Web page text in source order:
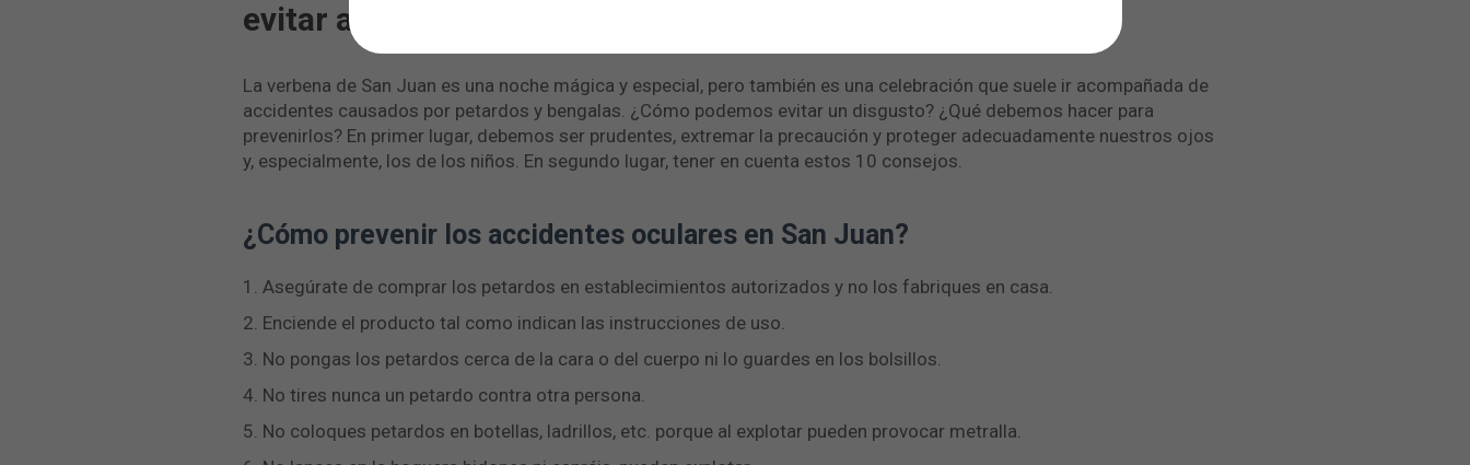
evitar accidentes
La verbena de San Juan es una noche mágica y especial, pero también es una celebración que suele ir acompañada de
accidentes causados por petardos y bengalas. ¿Cómo podemos evitar un disgusto? ¿Qué debemos hacer para
prevenirlos? En primer lugar, debemos ser prudentes, extremar la precaución y proteger adecuadamente nuestros ojos
y, especialmente, los de los niños. En segundo lugar, tener en cuenta estos 10 consejos.
¿Cómo prevenir los accidentes oculares en San Juan?
1. Asegúrate de comprar los petardos en establecimientos autorizados y no los fabriques en casa.
2. Enciende el producto tal como indican las instrucciones de uso.
3. No pongas los petardos cerca de la cara o del cuerpo ni lo guardes en los bolsillos.
4. No tires nunca un petardo contra otra persona.
5. No coloques petardos en botellas, ladrillos, etc. porque al explotar pueden provocar metralla.